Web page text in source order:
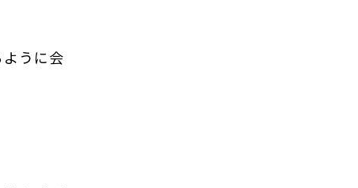
うに会